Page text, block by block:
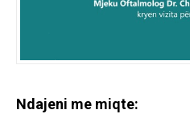
Ndajeni me miqte: